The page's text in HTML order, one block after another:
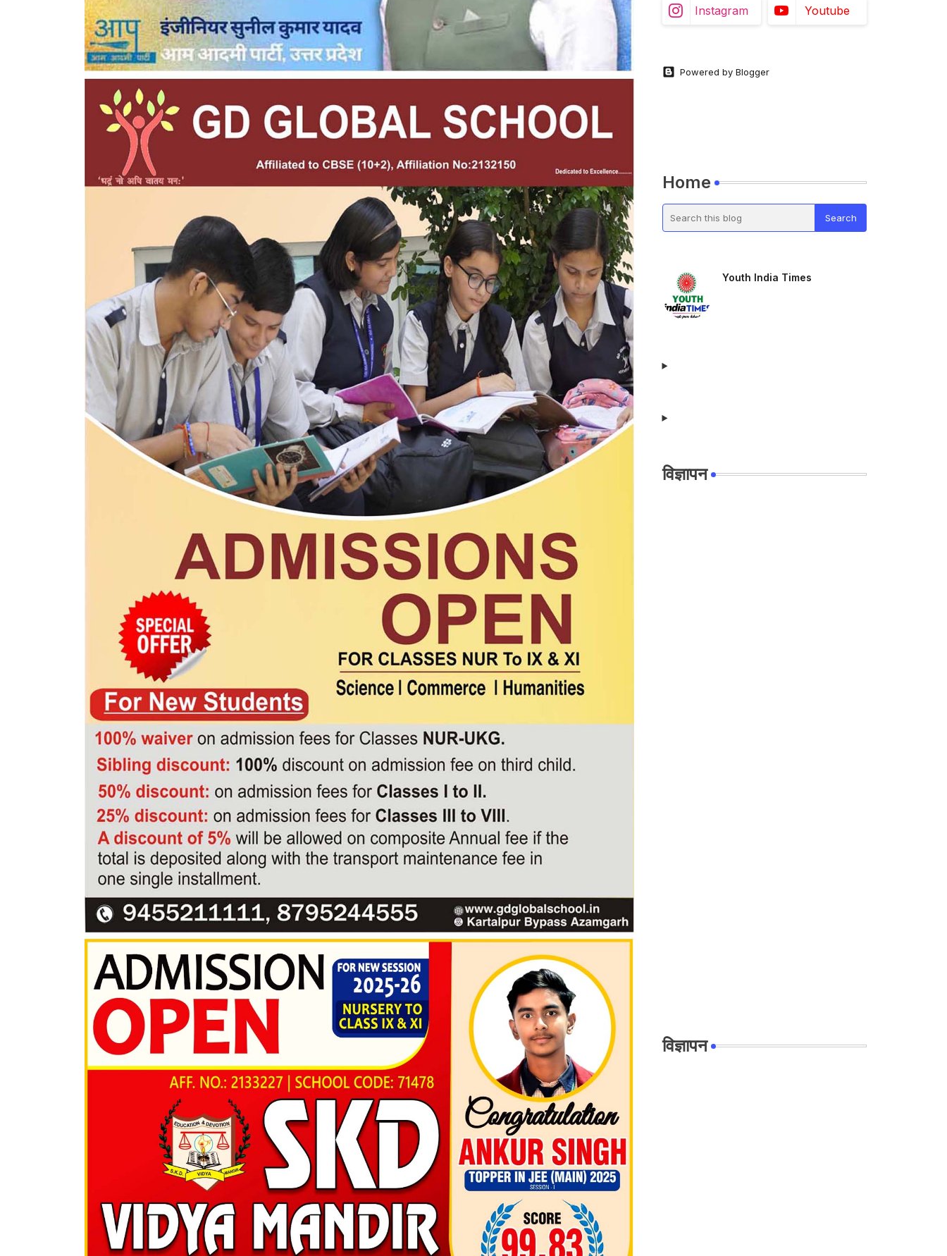
Instagram Youtube
Powered by Blogger
Home
Youth India Times
विज्ञापन
विज्ञापन